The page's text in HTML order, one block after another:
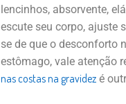
lencinhos, absorvente,
escute seu corpo, ajuste
se de que o desconforto
estômago, vale atenção
nas costas na gravidezé